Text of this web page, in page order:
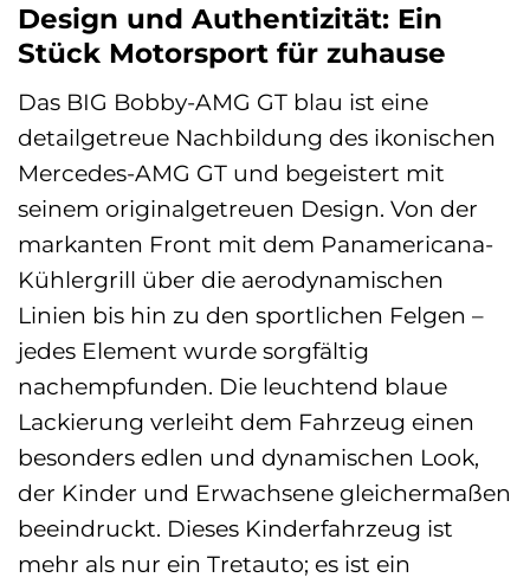
Design und Authentizität: Ein
Stück Motorsport für zuhause
Das BIG Bobby-AMG GT blau ist eine
detailgetreue Nachbildung des ikonischen
Mercedes-AMG GT und begeistert mit
seinem originalgetreuen Design. Von der
markanten Front mit dem Panamericana-
Kühlergrill über die aerodynamischen
Linien bis hin zu den sportlichen Felgen –
jedes Element wurde sorgfältig
nachempfunden. Die leuchtend blaue
Lackierung verleiht dem Fahrzeug einen
besonders edlen und dynamischen Look,
der Kinder und Erwachsene gleichermaßen
beeindruckt. Dieses Kinderfahrzeug ist
mehr als nur ein Tretauto; es ist ein